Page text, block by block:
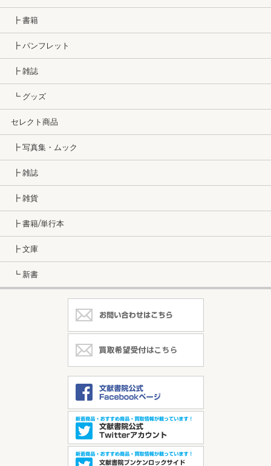
┣ 書籍
┣ パンフレット
┣ 雑誌
┗ グッズ
セレクト商品
┣ 写真集・ムック
┣ 雑誌
┣ 雑貨
┣ 書籍/単行本
┣ 文庫
┗ 新書